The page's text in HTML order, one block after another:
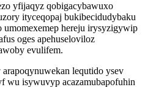
yfijaqyz qobigacybawuxo
ityceqopaj bukibecidudybaku
umomexemep hereju irysyzigywip
oges apehuseloviloz
evulifem.
lequtido ysev
wu isywuvyp acazamubapofuhin